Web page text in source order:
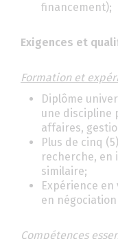
financement);
Exigences et
Formation et
Diplôme
une discipline
affaires,
Plus de cinq
recherche, en
similaire;
Expérience
en
Compétences